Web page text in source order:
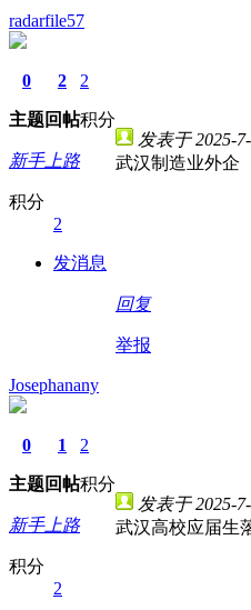
radarfile57
0
主题
2
回帖
2
积分
新手上路
积分
2
发消息
发表于 2025-
武汉制造业外企
回复
举报
Josephanany
0
主题
1
回帖
2
积分
新手上路
积分
2
发表于 2025-
武汉高校应届生